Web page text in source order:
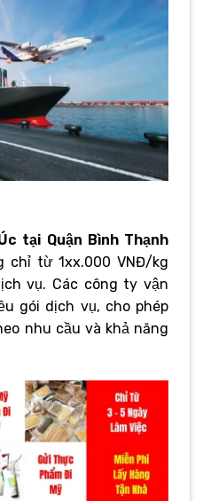
tại Quận Bình Thạnh
chỉ từ 1xx.000 VNĐ/kg
vụ. Các công ty vận
gói dịch vụ, cho phép
nhu cầu và khả năng